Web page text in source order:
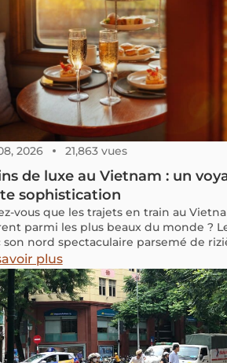
2026 21,863 vues
de luxe au Vietnam : un
sophistication
vous que les trajets en train au
parmi les plus beaux du monde ?
son nord spectaculaire parsemé de
son centre bordé de baies, de cols
magnifiques, et son sud où
champs fruitiers, offre des paysages
Découvrir le Vietnam en train est
incontournable pour tout voyageur.
pouviez vivre cette aventure à bord
avec un service impeccable et un
plus